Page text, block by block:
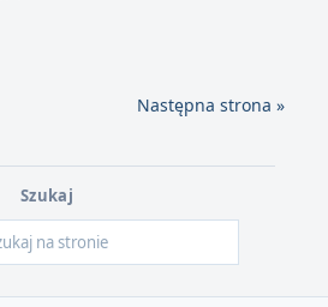
Następna strona »
Szukaj